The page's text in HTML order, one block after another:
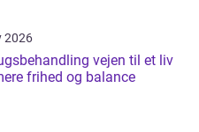
2026
vejen til et liv
frihed og balance